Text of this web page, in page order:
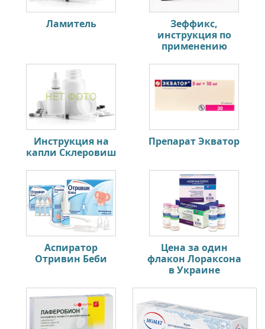
Ламитель
Зеффикс,
инструкция по
применению
Инструкция на
капли Склеровиш
Препарат Экватор
Аспиратор
Отривин Беби
Цена за один
флакон Лораксона
в Украине